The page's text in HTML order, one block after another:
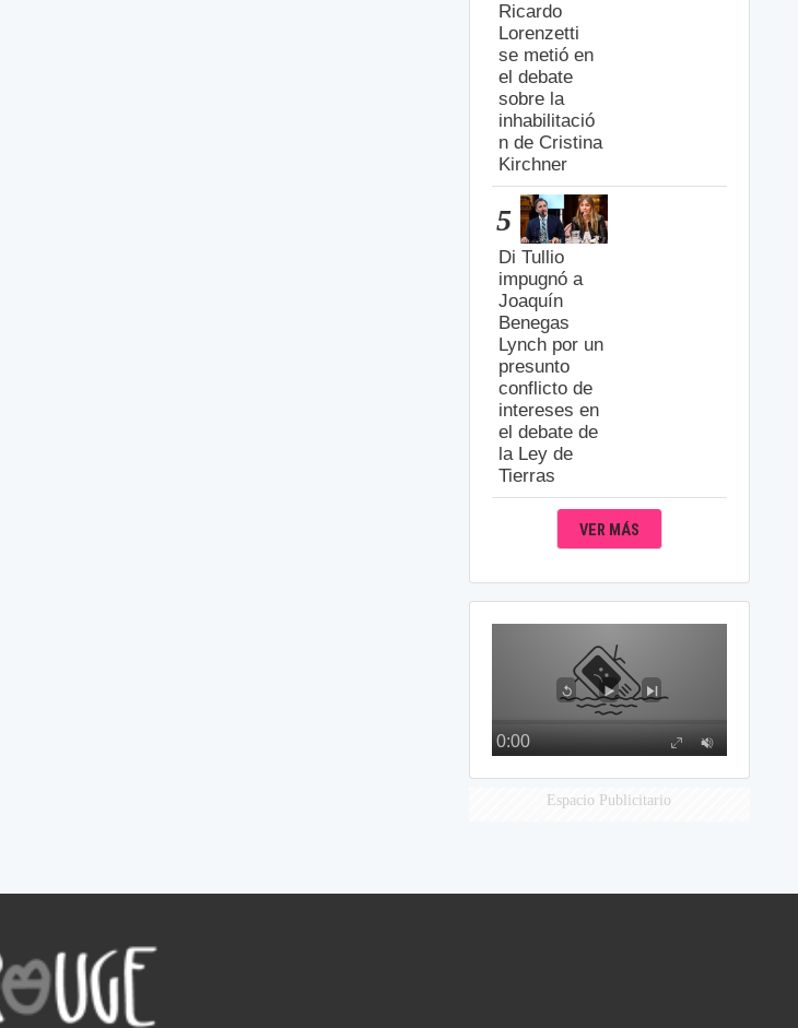
Ricardo
Lorenzetti
se metió en
el debate
sobre la
inhabilitació
n de Cristina
Kirchner
5
Di Tullio
impugnó a
Joaquín
Benegas
Lynch por un
presunto
conflicto de
intereses en
el debate de
la Ley de
Tierras
VER MÁS
Espacio Publicitario